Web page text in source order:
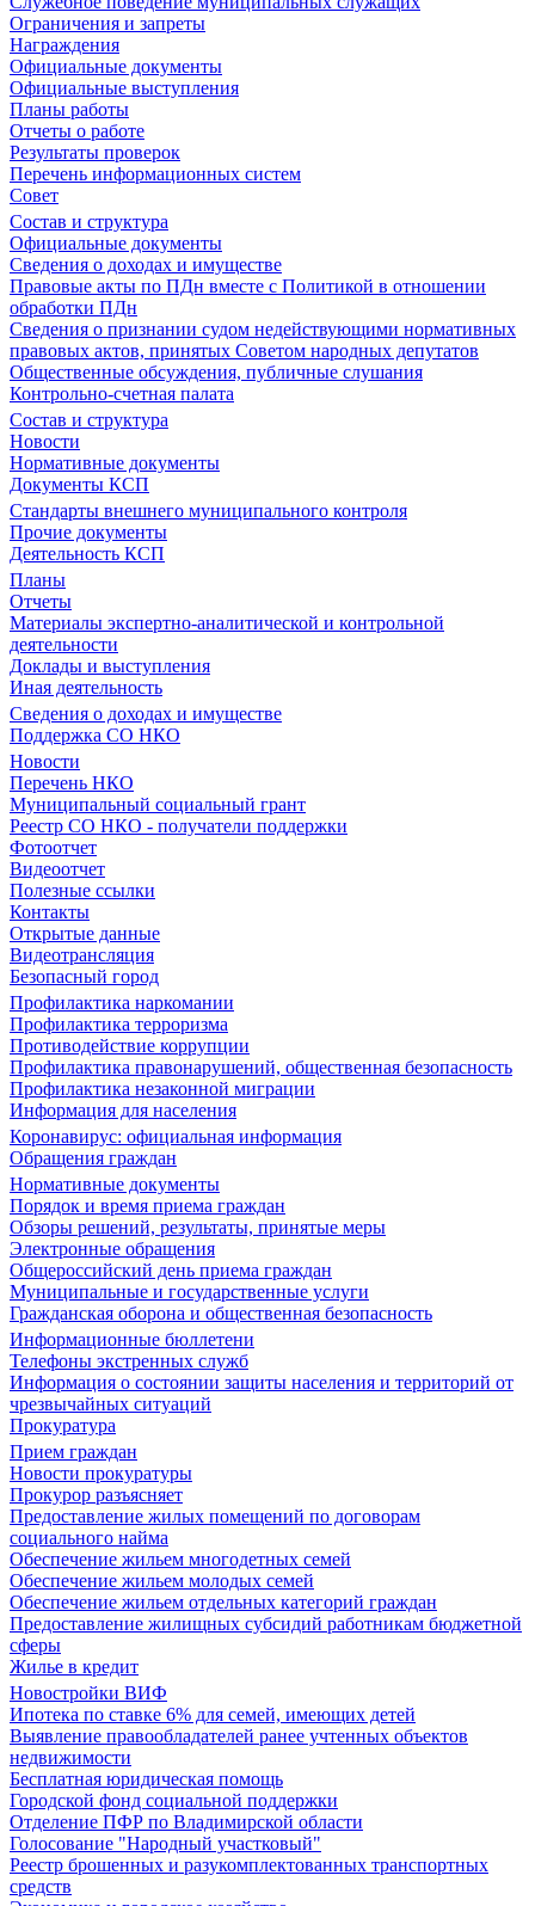
Ограничения и запреты
Награждения
Официальные документы
Официальные выступления
Планы работы
Отчеты о работе
Результаты проверок
Перечень информационных систем
Совет
Состав и структура
Официальные документы
Сведения о доходах и имуществе
Правовые акты по ПДн вместе с Политикой в отношении
обработки ПДн
Сведения о признании судом недействующими нормативных
правовых актов, принятых Советом народных депутатов
Общественные обсуждения, публичные слушания
Контрольно-счетная палата
Состав и структура
Новости
Нормативные документы
Документы КСП
Стандарты внешнего муниципального контроля
Прочие документы
Деятельность КСП
Планы
Отчеты
Материалы экспертно-аналитической и контрольной
деятельности
Доклады и выступления
Иная деятельность
Сведения о доходах и имуществе
Поддержка СО НКО
Новости
Перечень НКО
Муниципальный социальный грант
Реестр СО НКО - получатели поддержки
Фотоотчет
Видеоотчет
Полезные ссылки
Контакты
Открытые данные
Видеотрансляция
Безопасный город
Профилактика наркомании
Профилактика терроризма
Противодействие коррупции
Профилактика правонарушений, общественная безопасность
Профилактика незаконной миграции
Информация для населения
Коронавирус: официальная информация
Обращения граждан
Нормативные документы
Порядок и время приема граждан
Обзоры решений, результаты, принятые меры
Электронные обращения
Общероссийский день приема граждан
Муниципальные и государственные услуги
Гражданская оборона и общественная безопасность
Информационные бюллетени
Телефоны экстренных служб
Информация о состоянии защиты населения и территорий от
чрезвычайных ситуаций
Прокуратура
Прием граждан
Новости прокуратуры
Прокурор разъясняет
Предоставление жилых помещений по договорам
социального найма
Обеспечение жильем многодетных семей
Обеспечение жильем молодых семей
Обеспечение жильем отдельных категорий граждан
Предоставление жилищных субсидий работникам бюджетной
сферы
Жилье в кредит
Новостройки ВИФ
Ипотека по ставке 6% для семей, имеющих детей
Выявление правообладателей ранее учтенных объектов
недвижимости
Бесплатная юридическая помощь
Городской фонд социальной поддержки
Отделение ПФР по Владимирской области
Голосование "Народный участковый"
Реестр брошенных и разукомплектованных транспортных
средств